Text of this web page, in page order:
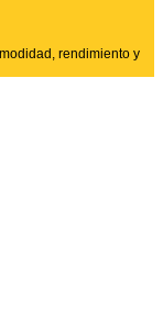
rendimiento y